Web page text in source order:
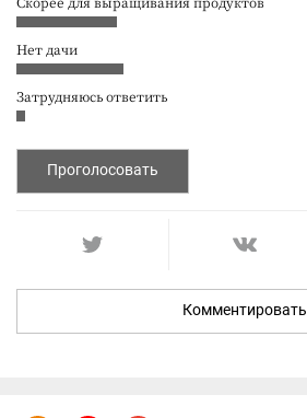
Нет дачи
Затрудняюсь ответить
Проголосовать
Комментировать